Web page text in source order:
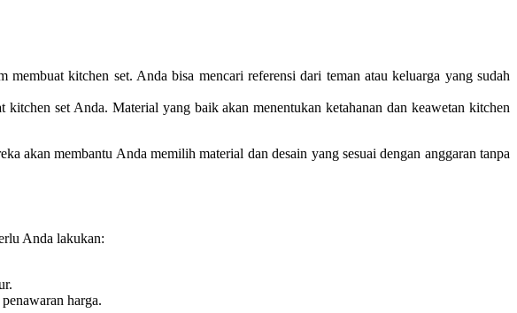
kitchen set. Anda bisa mencari referensi dari teman atau keluarga yang sudah
set Anda. Material yang baik akan menentukan ketahanan dan keawetan kitchen
akan membantu Anda memilih material dan desain yang sesuai dengan anggaran tanpa
Anda lakukan:
harga.